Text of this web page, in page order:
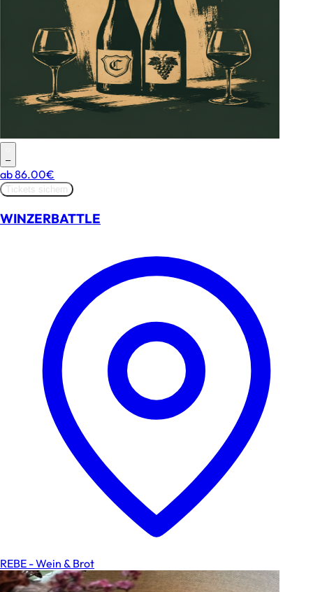
–
ab86.00€
Tickets sichern
WINZERBATTLE
REBE - Wein & Brot